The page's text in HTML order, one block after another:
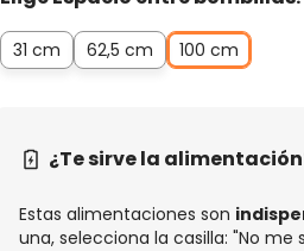
31 cm 62,5 cm 100 cm
¿Te sirve la
Estas alimentaciones son
una, selecciona la casilla: "No me